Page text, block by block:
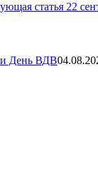
статья 22
День ВДВ